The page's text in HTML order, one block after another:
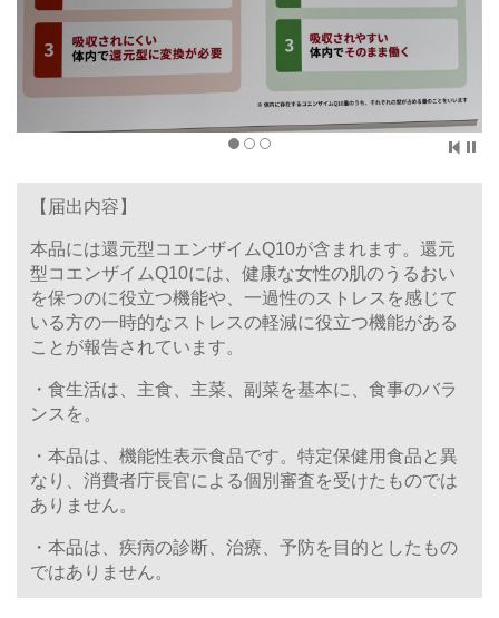
【届出内容】
本品には還元型コエンザイムQ10が含まれます。還元
型コエンザイムQ10には、健康な女性の肌のうるおい
を保つのに役立つ機能や、一過性のストレスを感じて
いる方の一時的なストレスの軽減に役立つ機能がある
ことが報告されています。
・食生活は、主食、主菜、副菜を基本に、食事のバラ
ンスを。
・本品は、機能性表示食品です。特定保健用食品と異
なり、消費者庁長官による個別審査を受けたものでは
ありません。
・本品は、疾病の診断、治療、予防を目的としたもの
ではありません。